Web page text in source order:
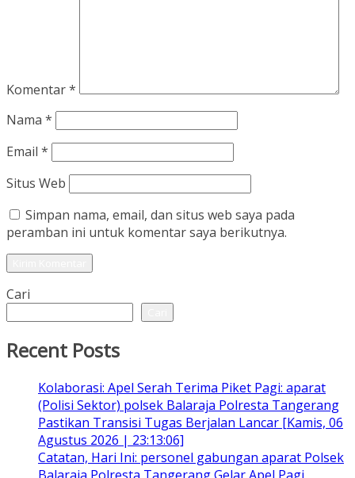
Komentar*
Nama *
Email *
Situs Web
Simpan nama, email, dan situs web saya pada
peramban ini untuk komentar saya berikutnya.
Cari
Recent Posts
Kolaborasi: Apel Serah Terima Piket Pagi: aparat
(Polisi Sektor) polsek Balaraja Polresta Tangerang
Pastikan Transisi Tugas Berjalan Lancar [Kamis, 06
Agustus 2026 | 23:13:06]
Catatan, Hari Ini: personel gabungan aparat Polsek